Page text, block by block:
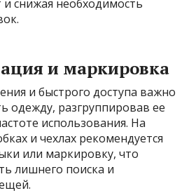
снижая необходимость
и маркировка
и быстрого доступа важно
одежду, разгруппировав ее
использования. На
и чехлах рекомендуется
или маркировку, что
лишнего поиска и